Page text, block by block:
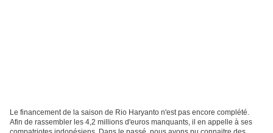
Le financement de la saison de Rio Haryanto n'est pas encore complété.
Afin de rassembler les 4,2 millions d'euros manquants, il en appelle à ses